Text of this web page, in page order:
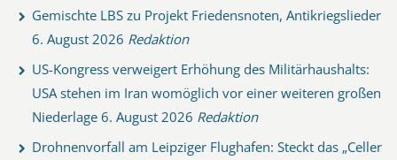
Gemischte LBS zu Projekt Friedensnoten, Antikriegslieder
6. August 2026 Redaktion
US-Kongress verweigert Erhöhung des Militärhaushalts:
USA stehen im Iran womöglich vor einer weiteren großen
Niederlage 6. August 2026 Redaktion
Drohnenvorfall am Leipziger Flughafen: Steckt das „Celler